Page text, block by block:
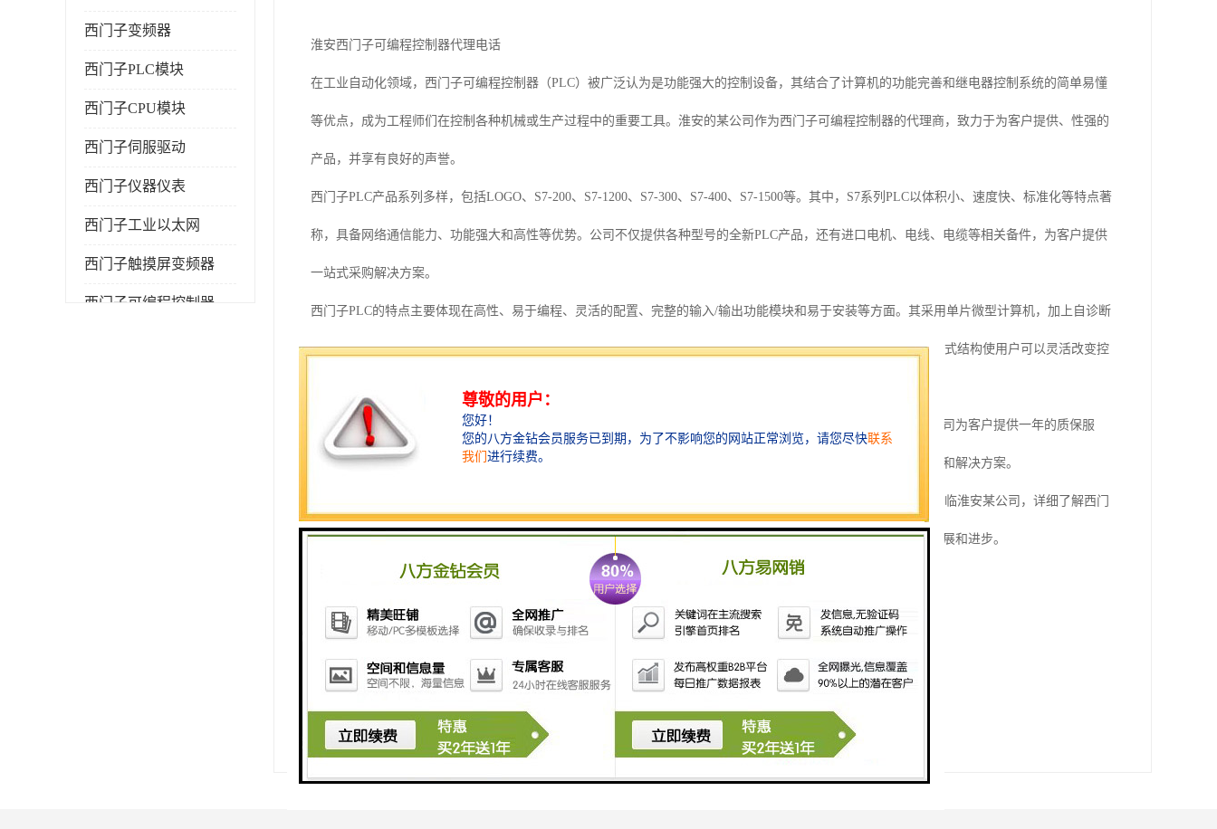
西门子变频器
西门子PLC模块
西门子CPU模块
西门子伺服驱动
西门子仪器仪表
西门子工业以太网
西门子触摸屏变频器
西门子可编程控制器
淮安西门子可编程控制器代理电话
在工业自动化领域，西门子可编程控制器（PLC）被广泛认为是功能强大的控制设备，其结合了计算机的功能完善和继电器控制系统的简单易懂
等优点，成为工程师们在控制各种机械或生产过程中的重要工具。淮安的某公司作为西门子可编程控制器的代理商，致力于为客户提供、性强的
产品，并享有良好的声誉。
西门子PLC产品系列多样，包括LOGO、S7-200、S7-1200、S7-300、S7-400、S7-1500等。其中，S7系列PLC以体积小、速度快、标准化等特点著
称，具备网络通信能力、功能强大和高性等优势。公司不仅提供各种型号的全新PLC产品，还有进口电机、电线、电缆等相关备件，为客户提供
一站式采购解决方案。
西门子PLC的特点主要体现在高性、易于编程、灵活的配置、完整的输入/输出功能模块和易于安装等方面。其采用单片微型计算机，加上自诊断
功能和保护电路，提高了系统的性；采用继电器控制梯形图和命令语句进行程序设计，简单易懂，易于掌握；积木式结构使用户可以灵活改变控
制系统的功能和规模；配备完整的输入/输出功能模块，可与现场设备直接连接；安装方便，为用户带来便利。
淮安某公司以实体店铺和线上渠道为客户提供西门子PLC产品，具有诚信经营、价格优势、和大量库存的特点。公司为客户提供一年的质保服
务，对产品质量问题进行**换，实现了的售后。的销售团队将根据客户需求，**适合的PLC产品，并提供技术支持和解决方案。
对于多有关西门子可编程控制器的信息，建议前往西门子网站查阅产品手册或联系其技术支持团队。同时，欢迎亲临淮安某公司，详细了解西门
子PLC产品的优势和特性，**的售前咨询和售后服务。我们愿意为您提供的产品务，共同推动工业自动化领域的发展和进步。
下一篇：镇江西门子触摸屏代理电话